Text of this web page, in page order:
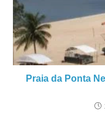
Praia da Ponta